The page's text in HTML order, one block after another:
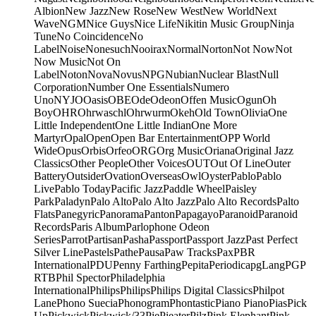
AlbionNew JazzNew RoseNew WestNew WorldNext
WaveNGMNice GuysNice LifeNikitin Music GroupNinja
TuneNo CoincidenceNo
LabelNoiseNonesuchNooiraxNormalNortonNot NowNot
Now MusicNot On
LabelNotonNovaNovusNPGNubianNuclear BlastNull
CorporationNumber One EssentialsNumero
UnoNYJOOasisOBEOdeOdeonOffen MusicOgunOh
BoyOHROhrwaschlOhrwurmOkehOld TownOliviaOne
Little IndependentOne Little IndianOne More
MartyrOpalOpenOpen Bar EntertainmentOPP World
WideOpusOrbisOrfeoORGOrg MusicOrianaOriginal Jazz
ClassicsOther PeopleOther VoicesOUTOut Of LineOuter
BatteryOutsiderOvationOverseasOwlOysterPabloPablo
LivePablo TodayPacific JazzPaddle WheelPaisley
ParkPaladynPalo AltoPalo Alto JazzPalo Alto RecordsPalto
FlatsPanegyricPanoramaPantonPapagayoParanoidParanoid
RecordsParis AlbumParlophone Odeon
SeriesParrotPartisanPashaPassportPassport JazzPast Perfect
Silver LinePastelsPathePausaPaw TracksPaxPBR
InternationalPDUPenny FarthingPepitaPeriodicapgLangPGP
RTBPhil SpectorPhiladelphia
InternationalPhilipsPhilipsPhilips Digital ClassicsPhilpot
LanePhono SueciaPhonogramPhontasticPiano PianoPiasPick